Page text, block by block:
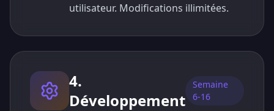
utilisateur. Modifications illimitées.
4.
Développement
Semaine
6-16